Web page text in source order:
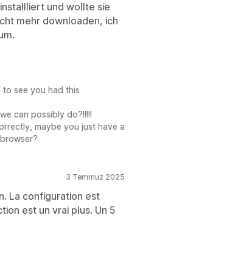
und wollte sie
mehr downloaden, ich
to see you had this
can possibly do?!!!!!
maybe you just have a
3 Temmuz 2025
La configuration est
est un vrai plus. Un 5